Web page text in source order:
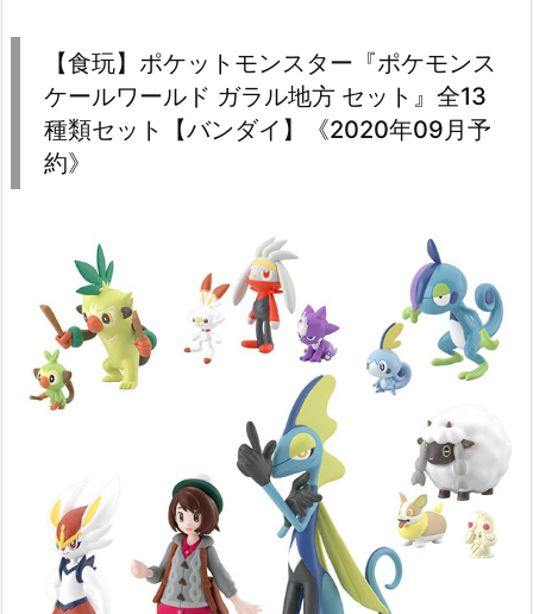
【食玩】ポケットモンスター『ポケモンス
ケールワールド ガラル地方 セット』全13
種類セット【バンダイ】《2020年09月予
約》